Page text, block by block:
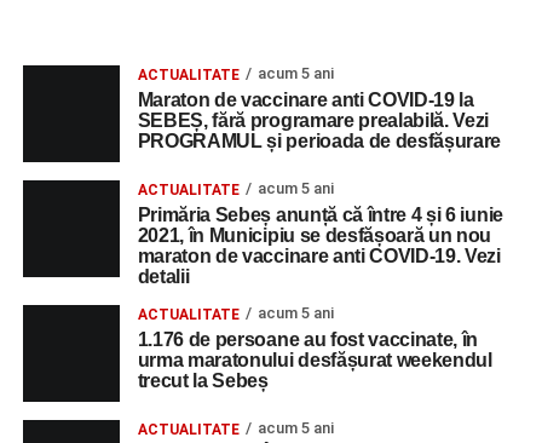
ACTUALITATE acum 5 ani
Maraton de vaccinare anti COVID-19 la
SEBEȘ, fără programare prealabilă. Vezi
PROGRAMUL și perioada de desfășurare
ACTUALITATE acum 5 ani
Primăria Sebeș anunță că între 4 și 6 iunie
2021, în Municipiu se desfășoară un nou
maraton de vaccinare anti COVID-19. Vezi
detalii
ACTUALITATE acum 5 ani
1.176 de persoane au fost vaccinate, în
urma maratonului desfășurat weekendul
trecut la Sebeș
ACTUALITATE acum 5 ani